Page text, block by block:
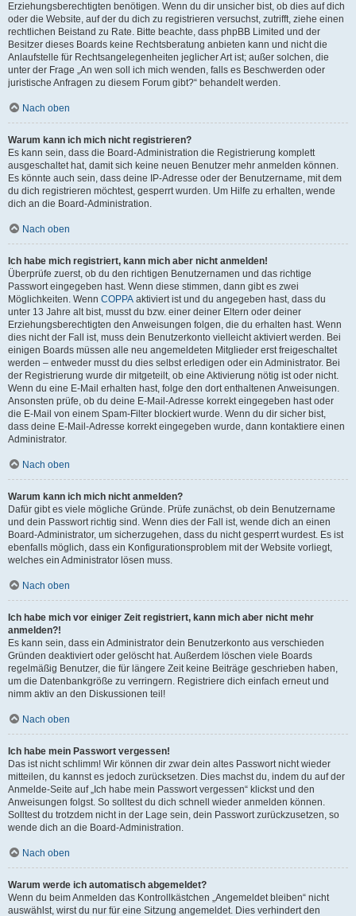
Erziehungsberechtigten benötigen. Wenn du dir unsicher bist, ob dies auf dich
oder die Website, auf der du dich zu registrieren versuchst, zutrifft, ziehe einen
rechtlichen Beistand zu Rate. Bitte beachte, dass phpBB Limited und der
Besitzer dieses Boards keine Rechtsberatung anbieten kann und nicht die
Anlaufstelle für Rechtsangelegenheiten jeglicher Art ist; außer solchen, die
unter der Frage „An wen soll ich mich wenden, falls es Beschwerden oder
juristische Anfragen zu diesem Forum gibt?“ behandelt werden.
Nach oben
Warum kann ich mich nicht registrieren?
Es kann sein, dass die Board-Administration die Registrierung komplett
ausgeschaltet hat, damit sich keine neuen Benutzer mehr anmelden können.
Es könnte auch sein, dass deine IP-Adresse oder der Benutzername, mit dem
du dich registrieren möchtest, gesperrt wurden. Um Hilfe zu erhalten, wende
dich an die Board-Administration.
Nach oben
Ich habe mich registriert, kann mich aber nicht anmelden!
Überprüfe zuerst, ob du den richtigen Benutzernamen und das richtige
Passwort eingegeben hast. Wenn diese stimmen, dann gibt es zwei
Möglichkeiten. Wenn COPPA aktiviert ist und du angegeben hast, dass du
unter 13 Jahre alt bist, musst du bzw. einer deiner Eltern oder deiner
Erziehungsberechtigten den Anweisungen folgen, die du erhalten hast. Wenn
dies nicht der Fall ist, muss dein Benutzerkonto vielleicht aktiviert werden. Bei
einigen Boards müssen alle neu angemeldeten Mitglieder erst freigeschaltet
werden – entweder musst du dies selbst erledigen oder ein Administrator. Bei
der Registrierung wurde dir mitgeteilt, ob eine Aktivierung nötig ist oder nicht.
Wenn du eine E-Mail erhalten hast, folge den dort enthaltenen Anweisungen.
Ansonsten prüfe, ob du deine E-Mail-Adresse korrekt eingegeben hast oder
die E-Mail von einem Spam-Filter blockiert wurde. Wenn du dir sicher bist,
dass deine E-Mail-Adresse korrekt eingegeben wurde, dann kontaktiere einen
Administrator.
Nach oben
Warum kann ich mich nicht anmelden?
Dafür gibt es viele mögliche Gründe. Prüfe zunächst, ob dein Benutzername
und dein Passwort richtig sind. Wenn dies der Fall ist, wende dich an einen
Board-Administrator, um sicherzugehen, dass du nicht gesperrt wurdest. Es ist
ebenfalls möglich, dass ein Konfigurationsproblem mit der Website vorliegt,
welches ein Administrator lösen muss.
Nach oben
Ich habe mich vor einiger Zeit registriert, kann mich aber nicht mehr
anmelden?!
Es kann sein, dass ein Administrator dein Benutzerkonto aus verschieden
Gründen deaktiviert oder gelöscht hat. Außerdem löschen viele Boards
regelmäßig Benutzer, die für längere Zeit keine Beiträge geschrieben haben,
um die Datenbankgröße zu verringern. Registriere dich einfach erneut und
nimm aktiv an den Diskussionen teil!
Nach oben
Ich habe mein Passwort vergessen!
Das ist nicht schlimm! Wir können dir zwar dein altes Passwort nicht wieder
mitteilen, du kannst es jedoch zurücksetzen. Dies machst du, indem du auf der
Anmelde-Seite auf „Ich habe mein Passwort vergessen“ klickst und den
Anweisungen folgst. So solltest du dich schnell wieder anmelden können.
Solltest du trotzdem nicht in der Lage sein, dein Passwort zurückzusetzen, so
wende dich an die Board-Administration.
Nach oben
Warum werde ich automatisch abgemeldet?
Wenn du beim Anmelden das Kontrollkästchen „Angemeldet bleiben“ nicht
auswählst, wirst du nur für eine Sitzung angemeldet. Dies verhindert den